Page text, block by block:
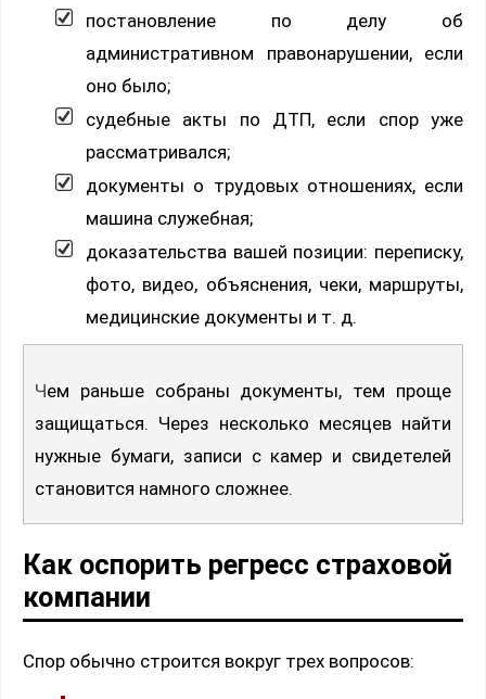
постановление по делу об
административном правонарушении, если
оно было;
судебные акты по ДТП, если спор уже
рассматривался;
документы о трудовых отношениях, если
машина служебная;
доказательства вашей позиции: переписку,
фото, видео, объяснения, чеки, маршруты,
медицинские документы и т. д.
Чем раньше собраны документы, тем проще
защищаться. Через несколько месяцев найти
нужные бумаги, записи с камер и свидетелей
становится намного сложнее.
Как оспорить регресс страховой
компании
Спор обычно строится вокруг трех вопросов: